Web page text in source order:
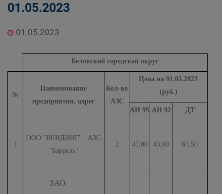
01.05.2023
01.05.2023
Беловский городской округ
№
Наименование
предприятия, адрес
Кол-во
АЗС
Цена на 01.05.2023
(руб.)
АИ 95 АИ 92 ДТ
1
ООО "ВЕНДИНГ" АЗС
"Баррель"
2 47,00 43,00 61,50
ЗАО